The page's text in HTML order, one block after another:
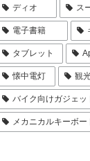
ディオ ス
電子書籍
タブレット
懐中電灯 観
バイク向けガジェッ
メカニカルキーボー